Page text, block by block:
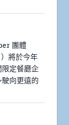
團體
將於今年
定餐廳企
向更遠的